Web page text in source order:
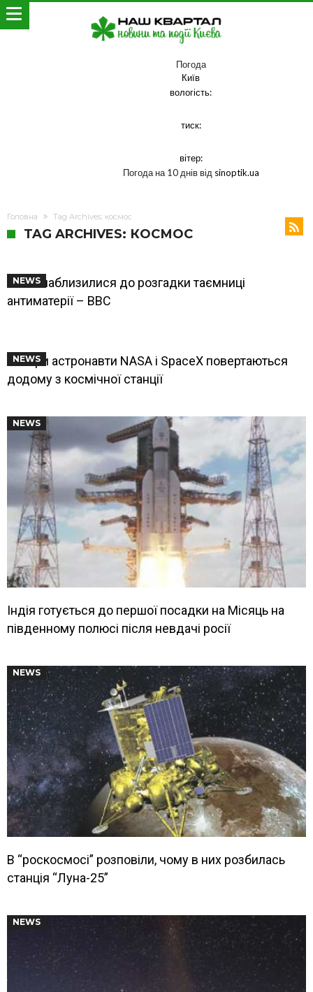
Погода
Київ
вологість:
тиск:
вітер:
Погода на 10 днів від sinoptik.ua
Головна Tag Archives: космос
TAG ARCHIVES: КОСМОС
NEWS
Вчені наблизилися до розгадки таємниці
антиматерії – ВВС
NEWS
Чотири астронавти NASA і SpaceX повертаються
додому з космічної станції
NEWS
Індія готується до першої посадки на Місяць на
південному полюсі після невдачі росії
NEWS
В “роскосмосі” розповіли, чому в них розбилась
станція “Луна-25”
NEWS